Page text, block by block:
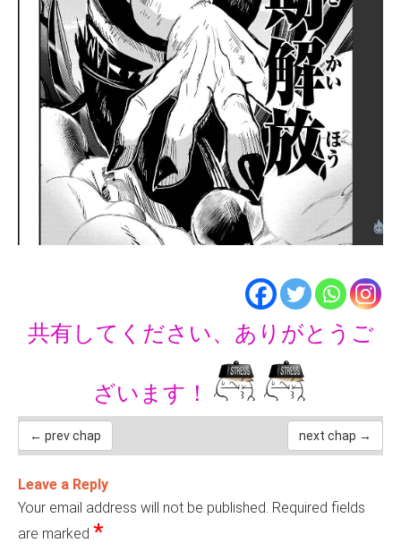
共有してください、ありがとうご
ざいます！
← prev chap next chap →
Leave a Reply
Your email address will not be published. Required fields
are marked *